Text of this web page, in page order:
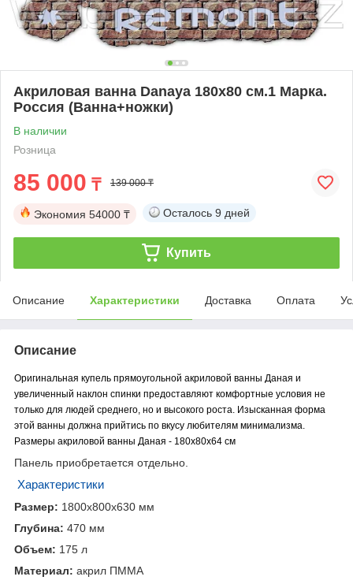
Акриловая ванна Danaya 180x80 см.1 Марка.
Россия (Ванна+ножки)
В наличии
Розница
85 000 ₸ 139 000 ₸
Экономия 54000 ₸ Осталось 9 дней
Купить
Описание Характеристики Доставка Оплата
Описание
Оригинальная купель прямоугольной акриловой ванны Даная и
увеличенный наклон спинки предоставляют комфортные условия не
только для людей среднего, но и высокого роста. Изысканная форма
этой ванны должна прийтись по вкусу любителям минимализма.
Размеры акриловой ванны Даная - 180x80x64 см
Панель приобретается отдельно.
Характеристики
Размер: 1800х800x630 мм
Глубина: 470 мм
Объем: 175 л
Материал: акрил ПММА